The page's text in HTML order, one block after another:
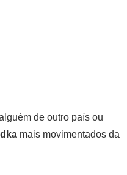
de outro país ou
mais movimentados da